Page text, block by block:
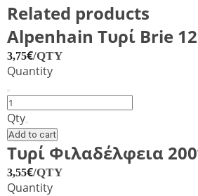
Related products
Alpenhain Τυρί Brie
3,75€/QTY
Quantity
Alpenhain
Τυρί
Brie
125γρ
quantity
Qty
Add to cart
Τυρί Φιλαδέλφεια
3,55€/QTY
Quantity